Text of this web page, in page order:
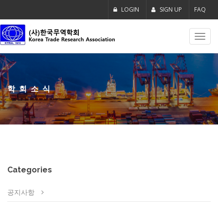
LOGIN SIGN UP FAQ
학회소식
Categories
공지사항